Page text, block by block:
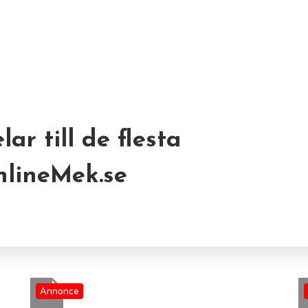
och varför är den
till de flesta
till Enastående
Annonce